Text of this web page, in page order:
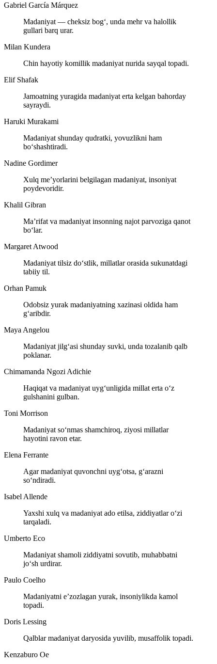
Gabriel García Márquez
Madaniyat — cheksiz bog‘, unda mehr va halollik
gullari barq urar.
Milan Kundera
Chin hayotiy komillik madaniyat nurida sayqal topadi.
Elif Shafak
Jamoatning yuragida madaniyat erta kelgan bahorday
sayraydi.
Haruki Murakami
Madaniyat shunday qudratki, yovuzlikni ham
bo‘shashtiradi.
Nadine Gordimer
Xulq me’yorlarini belgilagan madaniyat, insoniyat
poydevoridir.
Khalil Gibran
Ma’rifat va madaniyat insonning najot parvoziga qanot
bo‘lar.
Margaret Atwood
Madaniyat tilsiz do‘stlik, millatlar orasida sukunatdagi
tabiiy til.
Orhan Pamuk
Odobsiz yurak madaniyatning xazinasi oldida ham
g‘aribdir.
Maya Angelou
Madaniyat jilg‘asi shunday suvki, unda tozalanib qalb
poklanar.
Chimamanda Ngozi Adichie
Haqiqat va madaniyat uyg‘unligida millat erta o‘z
gulshanini gulban.
Toni Morrison
Madaniyat so‘nmas shamchiroq, ziyosi millatlar
hayotini ravon etar.
Elena Ferrante
Agar madaniyat quvonchni uyg‘otsa, g‘arazni
so‘ndiradi.
Isabel Allende
Yaxshi xulq va madaniyat ado etilsa, ziddiyatlar o‘zi
tarqaladi.
Umberto Eco
Madaniyat shamoli ziddiyatni sovutib, muhabbatni
jo‘sh urdirar.
Paulo Coelho
Madaniyatni e’zozlagan yurak, insoniylikda kamol
topadi.
Doris Lessing
Qalblar madaniyat daryosida yuvilib, musaffolik topadi.
Kenzaburo Oe